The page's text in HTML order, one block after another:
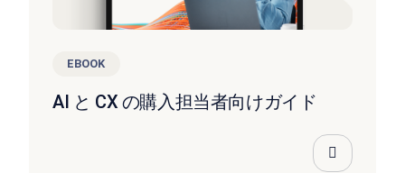
EBOOK
AI と CX の購入担当者向けガイド